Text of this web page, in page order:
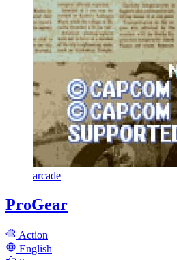
arcade
ProGear
Action
English